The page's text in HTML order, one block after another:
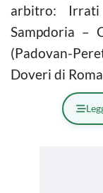
arbitro:
Sampdoria –
(Padovan-
Doveri di